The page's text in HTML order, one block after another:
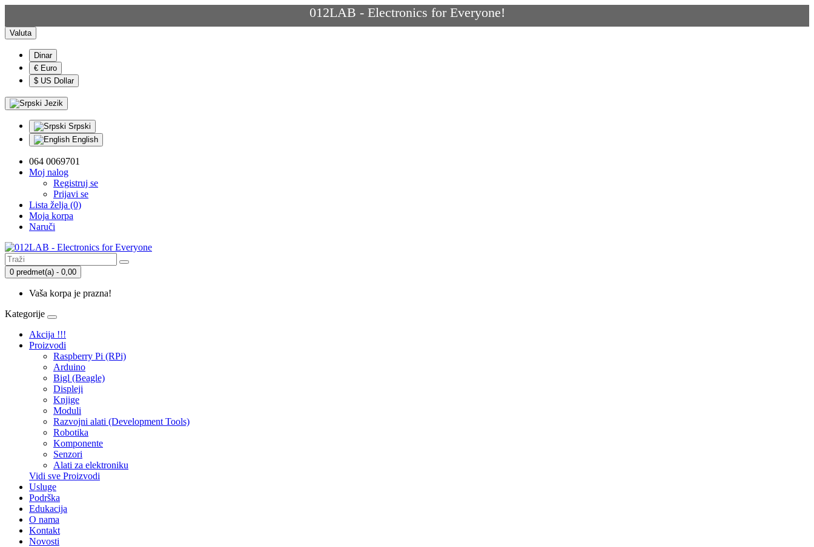
012LAB - Electronics for Everyone!
Valuta
Dinar
€ Euro
$ US Dollar
Jezik
Srpski
English
064 0069701
Moj nalog
Registruj se
Prijavi se
Lista želja (0)
Moja korpa
Naruči
0 predmet(a) - 0,00
Vaša korpa je prazna!
Kategorije
Akcija !!!
Proizvodi
Raspberry Pi (RPi)
Arduino
Bigl (Beagle)
Displеji
Knjige
Moduli
Razvojni alati (Development Tools)
Robotika
Komponente
Senzori
Alati za elektroniku
Vidi sve Proizvodi
Usluge
Podrška
Edukacija
O nama
Kontakt
Novosti